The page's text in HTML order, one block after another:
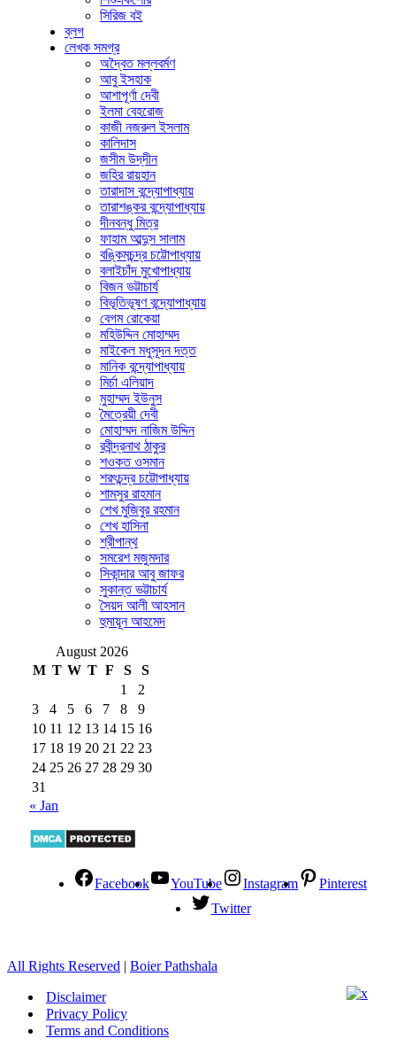
সিরিজ বই
ব্লগ
লেখক সমগ্র
অদ্বৈত মল্লবর্মণ
আবু ইসহাক
আশাপূর্ণা দেবী
ইলমা বেহরোজ
কাজী নজরুল ইসলাম
কালিদাস
জসীম উদ্‌দীন
জহির রায়হান
তারাদাস বন্দ্যোপাধ্যায়
তারাশঙ্কর বন্দ্যোপাধ্যায়
দীনবন্ধু মিত্র
ফাহাম আব্দুস সালাম
বঙ্কিমচন্দ্র চট্টোপাধ্যায়
বলাইচাঁদ মুখোপাধ্যায়
বিজন ভট্টাচার্য
বিভূতিভূষণ বন্দ্যোপাধ্যায়
বেগম রোকেয়া
মহিউদ্দিন মোহাম্মদ
মাইকেল মধুসূদন দত্ত
মানিক বন্দ্যোপাধ্যায়
মির্চা এলিয়াদ
মুহাম্মদ ইউনুস
মৈত্রেয়ী দেবী
মোহাম্মদ নাজিম উদ্দিন
রবীন্দ্রনাথ ঠাকুর
শওকত ওসমান
শরৎচন্দ্র চট্টোপাধ্যায়
শামসুর রাহমান
শেখ মুজিবুর রহমান
শেখ হাসিনা
শ্রীপান্থ
সমরেশ মজুমদার
সিকান্দার আবু জাফর
সুকান্ত ভট্টাচার্য
সৈয়দ আলী আহসান
হুমায়ূন আহমেদ
August 2026
M T W T F S
S
1
2
3
4 5 6 7 8
9
10 11 12 13 14 15 16
17 18 19 20 21 22 23
24 25 26 27 28 29 30
31
« Jan
Facebook YouTube Instagram
Pinterest
Twitter
All Rights Reserved | Boier Pathshala
Disclaimer
Privacy Policy
Terms and Conditions